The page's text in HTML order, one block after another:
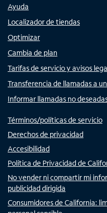
Ayuda
Localizador de tiendas
Optimizar
Cambia de plan
Tarifas de servicio y avisos
Transferencia de llamadas a
Informar llamadas no
Términos/políticas de servicio
Derechos de privacidad
Accesibilidad
Política de Privacidad de
No vender ni compartir mi
publicidad dirigida
Consumidores de California: